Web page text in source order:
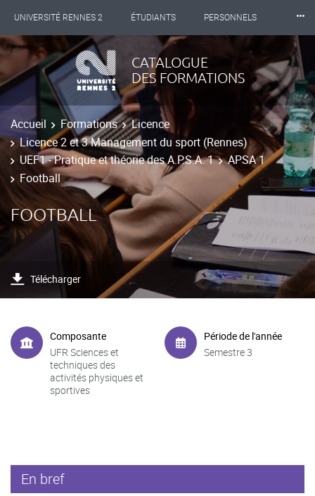
UNIVERSITÉ RENNES 2 ÉTUDIANTS PERSONNELS
INTERNATIONAL PROFESSIONNELS BIBLIOTHÈQUES
LES NOUVELLES DE RENNES 2
⸱⸱⸱
CATALOGUE
DES FORMATIONS
Accueil Formations
Licence
Licence 2 et 3 Management du sport (Rennes)
UEF1 - Pratique et théorie des A.P.S.A. 1
APSA 1
Football
FOOTBALL
Télécharger
Composante
UFR Sciences et
techniques des
activités physiques et
sportives
Période de l'année
Semestre 3
En bref